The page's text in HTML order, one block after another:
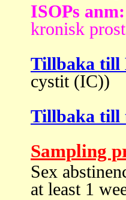
ISOPs anm:
kronisk
Tillbaka till
cystit (IC))
Tillbaka till
Sampling
Sex
at least 1